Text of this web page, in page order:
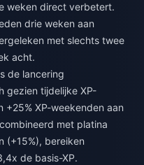
weken direct verbetert.
drie weken aan
met slechts twee
acht.
de lancering
gezien tijdelijke XP-
+25% XP-weekenden aan
met platina
(+15%), bereiken
de basis-XP.